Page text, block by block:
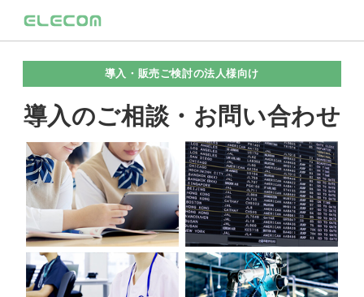
導入・販売ご検討の法人様向け
導入のご相談・お問い合わせ